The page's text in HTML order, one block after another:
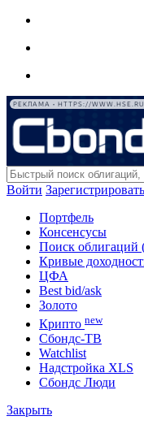
РЕКЛАМА • HTTPS://
Войти
Портфель
Консенсусы
Поиск
Кривые
ЦФА
Best bid/ask
Золото
Крипто new
Сбондс-ТВ
Watchlist
Надстройка XLS
Сбондс Люди
Закрыть